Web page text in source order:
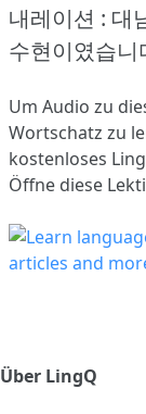
내레이션 : 대
수현이였습니
Um Audio zu
Wortschatz zu
kostenloses
Öffne diese
Über LingQ